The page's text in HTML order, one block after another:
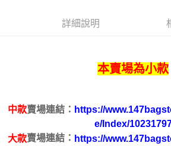
【關於「AFTEE先享後付」】
AFTEE先享後付是「在收到商品之後才付款」的
２．便利：只要手機號碼，簡訊認證，即可結帳。
３．安心：先確認商品／服務後，再付款。
【「AFTEE先享後付」結帳流程】
全家取貨付款
詳細說明
本賣場為小款
中款賣場連結： https://
e/Index/
大款賣場連結： https://